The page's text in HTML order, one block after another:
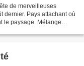
de merveilleuses
dernier. Pays attachant où
le paysage. Mélange